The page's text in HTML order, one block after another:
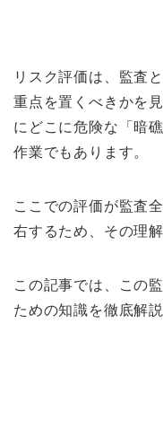
リスク評価は、監査
重点を置くべきかを
にどこに危険な「暗
作業でもあります。
ここでの評価が監査
右するため、その理
この記事では、この
ための知識を徹底解説